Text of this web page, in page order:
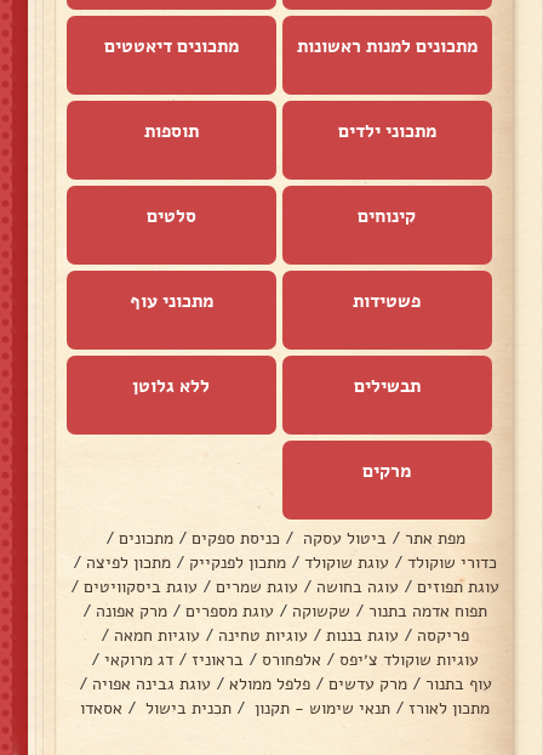
מתכונים למנות ראשונות מתכונים דיאטטים
מתכוני ילדים תוספות
קינוחים סלטים
פשטידות מתכוני עוף
תבשילים ללא גלוטן
מרקים
מפת אתר / ביטול עסקה / כניסת ספקים / מתכונים /
כדורי שוקולד / עוגת שוקולד / מתכון לפנקייק / מתכון לפיצה /
עוגת תפוזים / עוגה בחושה / עוגת שמרים / עוגת ביסקוויטים /
תפוח אדמה בתנור / שקשוקה / עוגת מספרים / מרק אפונה /
פריקסה / עוגת בננות / עוגיות טחינה / עוגיות חמאה /
עוגיות שוקולד צ׳יפס / אלפחורס / בראוניז / דג מרוקאי /
עוף בתנור / מרק עדשים / פלפל ממולא / עוגת גבינה אפויה /
מתכון לאורז / תנאי שימוש - תקנון / תכנית בישול / אסאדו